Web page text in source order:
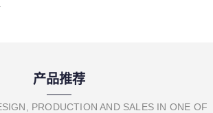
产品推荐
PRODUCTION AND SALES IN ONE OF